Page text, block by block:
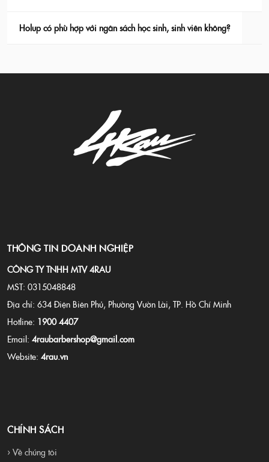
Holup có phù hợp với ngân sách học sinh, sinh viên không?
THÔNG TIN DOANH NGHIỆP
CÔNG TY TNHH MTV 4RAU
MST: 0315048848
Địa chỉ: 634 Điện Biên Phủ, Phường Vườn Lài, TP. Hồ Chí Minh
Hotline: 1900 4407
Email: 4raubarbershop@gmail.com
Website: 4rau.vn
CHÍNH SÁCH
› Về chúng tôi